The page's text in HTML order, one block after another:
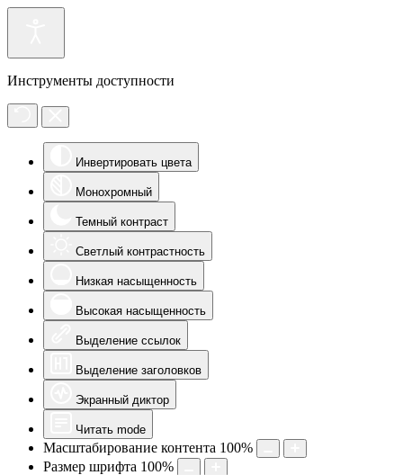
Инструменты доступности
Инвертировать цвета
Монохромный
Темный контраст
Светлый контрастность
Низкая насыщенность
Высокая насыщенность
Выделение ссылок
Выделение заголовков
Экранный диктор
Читать mode
Масштабирование контента 100%
Размер шрифта 100%